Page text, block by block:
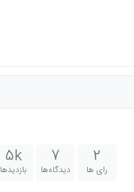
2
رای ها
7
دیدگاه‌ها
5k
بازدیدها